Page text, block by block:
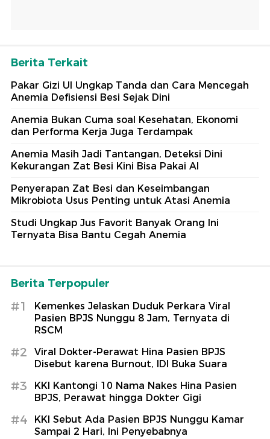
Berita Terkait
Pakar Gizi UI Ungkap Tanda dan Cara Mencegah
Anemia Defisiensi Besi Sejak Dini
Anemia Bukan Cuma soal Kesehatan, Ekonomi
dan Performa Kerja Juga Terdampak
Anemia Masih Jadi Tantangan, Deteksi Dini
Kekurangan Zat Besi Kini Bisa Pakai AI
Penyerapan Zat Besi dan Keseimbangan
Mikrobiota Usus Penting untuk Atasi Anemia
Studi Ungkap Jus Favorit Banyak Orang Ini
Ternyata Bisa Bantu Cegah Anemia
Berita Terpopuler
#1
Kemenkes Jelaskan Duduk Perkara Viral
Pasien BPJS Nunggu 8 Jam, Ternyata di
RSCM
#2
Viral Dokter-Perawat Hina Pasien BPJS
Disebut karena Burnout, IDI Buka Suara
#3
KKI Kantongi 10 Nama Nakes Hina Pasien
BPJS, Perawat hingga Dokter Gigi
#4
KKI Sebut Ada Pasien BPJS Nunggu Kamar
Sampai 2 Hari, Ini Penyebabnya